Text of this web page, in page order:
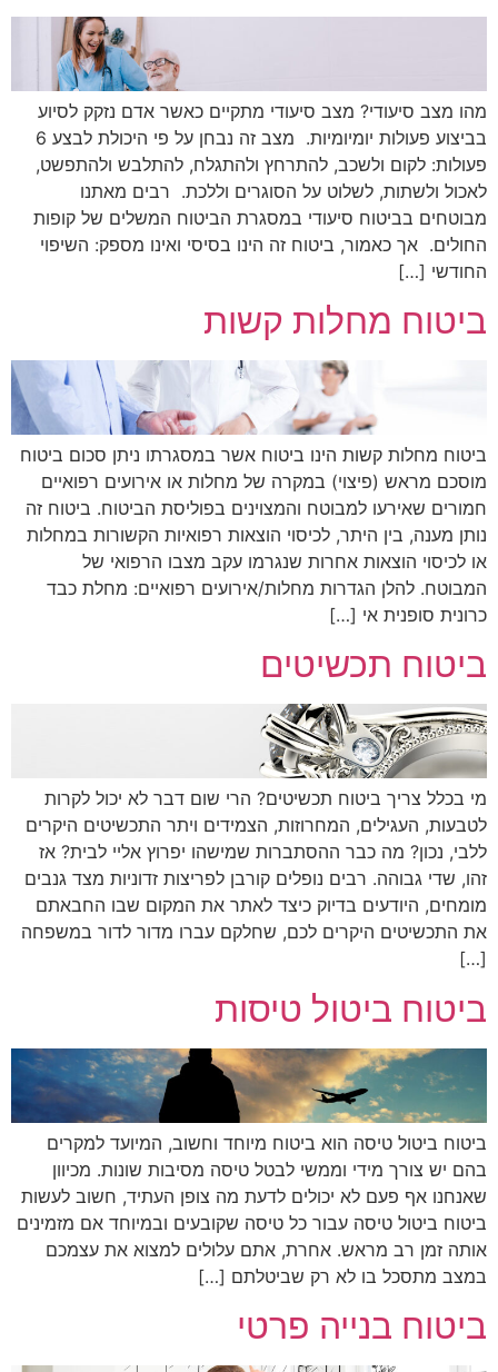
מהו מצב סיעודי? מצב סיעודי מתקיים כאשר אדם נזקק לסיוע
בביצוע פעולות יומיומיות. מצב זה נבחן על פי היכולת לבצע 6
פעולות: לקום ולשכב, להתרחץ ולהתגלח, להתלבש ולהתפשט,
לאכול ולשתות, לשלוט על הסוגרים וללכת. רבים מאתנו
מבוטחים בביטוח סיעודי במסגרת הביטוח המשלים של קופות
החולים. אך כאמור, ביטוח זה הינו בסיסי ואינו מספק: השיפוי
החודשי […]
ביטוח מחלות קשות
ביטוח מחלות קשות הינו ביטוח אשר במסגרתו ניתן סכום ביטוח
מוסכם מראש (פיצוי) במקרה של מחלות או אירועים רפואיים
חמורים שאירעו למבוטח והמצוינים בפוליסת הביטוח. ביטוח זה
נותן מענה, בין היתר, לכיסוי הוצאות רפואיות הקשורות במחלות
או לכיסוי הוצאות אחרות שנגרמו עקב מצבו הרפואי של
המבוטח. להלן הגדרות מחלות/אירועים רפואיים: מחלת כבד
כרונית סופנית אי […]
ביטוח תכשיטים
מי בכלל צריך ביטוח תכשיטים? הרי שום דבר לא יכול לקרות
לטבעות, העגילים, המחרוזות, הצמידים ויתר התכשיטים היקרים
ללבי, נכון? מה כבר ההסתברות שמישהו יפרוץ אליי לבית? אז
זהו, שדי גבוהה. רבים נופלים קורבן לפריצות זדוניות מצד גנבים
מומחים, היודעים בדיוק כיצד לאתר את המקום שבו החבאתם
את התכשיטים היקרים לכם, שחלקם עברו מדור לדור במשפחה
[…]
ביטוח ביטול טיסות
ביטוח ביטול טיסה הוא ביטוח מיוחד וחשוב, המיועד למקרים
בהם יש צורך מידי וממשי לבטל טיסה מסיבות שונות. מכיוון
שאנחנו אף פעם לא יכולים לדעת מה צופן העתיד, חשוב לעשות
ביטוח ביטול טיסה עבור כל טיסה שקובעים ובמיוחד אם מזמינים
אותה זמן רב מראש. אחרת, אתם עלולים למצוא את עצמכם
במצב מתסכל בו לא רק שביטלתם […]
ביטוח בנייה פרטי